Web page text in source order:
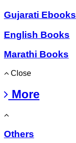
Gujarati Ebooks
English Books
Marathi Books
Close
More
Others